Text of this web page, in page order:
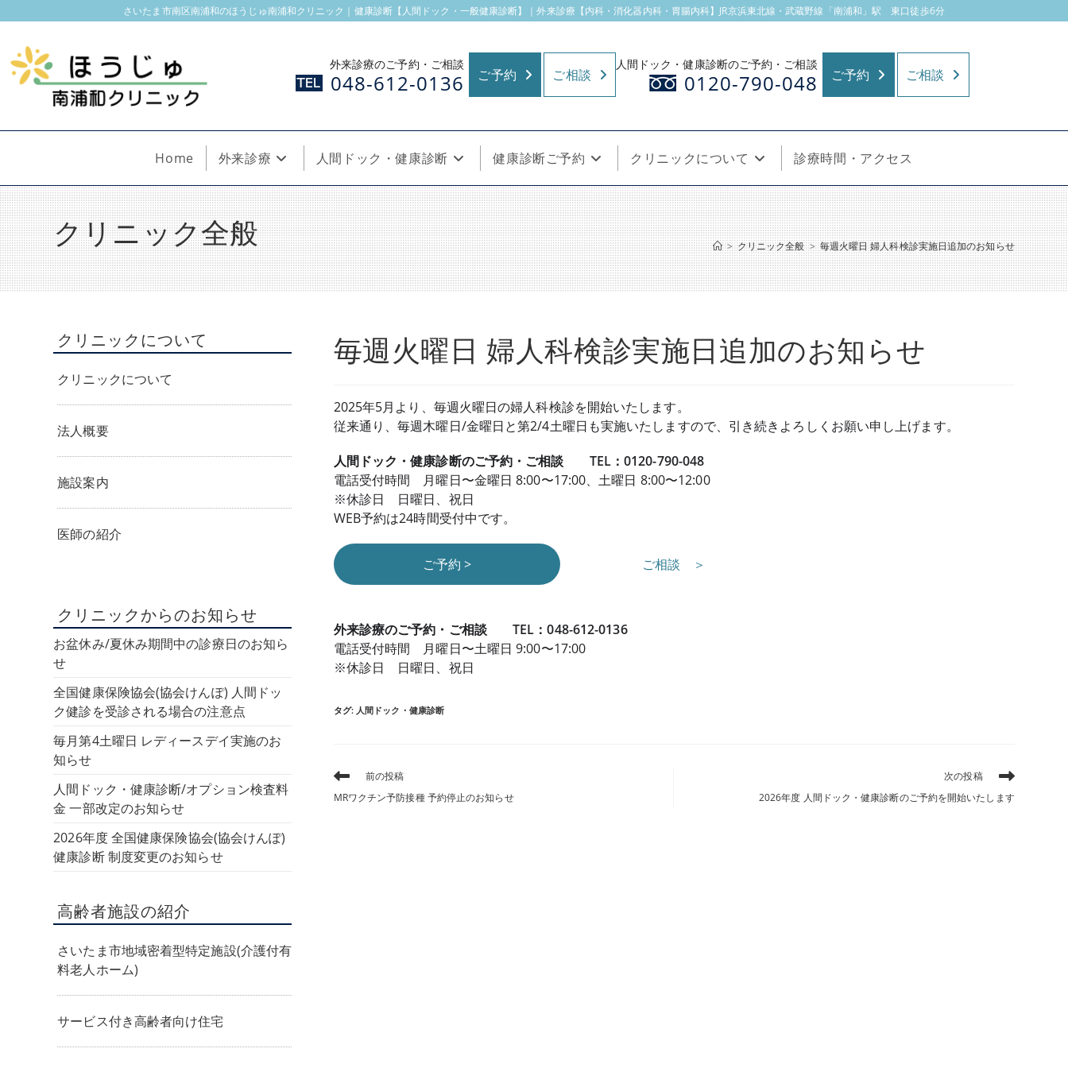
ン
さいたま市南区南浦和のほうじゅ南浦和クリニック｜健康診断【人間ドック・一般健康診断】｜外来診療【内科・消化器内科・胃腸内科】JR京浜東北線・武蔵野線「南浦和」駅 東口徒歩6分
外来診療のご予約・ご相談
048-612-0136 ご予約 ご相談
人間ドック・健康診断のご予約・ご相談
0120-790-048 ご予約 ご相談
Home 外来診療 人間ドック・健康診断 健康診断ご予約 クリニックについて 診療時間・アクセス
クリニック全般 > クリニック全般 > 毎週火曜日 婦人科検診実施日追加のお知らせ
毎週火曜日 婦人科検診実施日追加のお知らせ
2025年5月より、毎週火曜日の婦人科検診を開始いたします。
従来通り、毎週木曜日/金曜日と第2/4土曜日も実施いたしますので、引き続きよろしくお願い申し上げます。
人間ドック・健康診断のご予約・ご相談 TEL：0120-790-048
電話受付時間 月曜日〜金曜日 8:00〜17:00、土曜日 8:00〜12:00
※休診日 日曜日、祝日
WEB予約は24時間受付中です。
ご予約 > ご相談 ＞
外来診療のご予約・ご相談 TEL：048-612-0136
電話受付時間 月曜日〜土曜日 9:00〜17:00
※休診日 日曜日、祝日
タグ: 人間ドック・健康診断
そ
の
他
前の投稿
MRワクチン予防接種 予約停止のお知らせ
次の投稿
2026年度 人間ドック・健康診断のご予約を開始いたします
クリニックについて
クリニックについて
法人概要
施設案内
医師の紹介
クリニックからのお知らせ
お盆休み/夏休み期間中の診療日のお知ら
せ
全国健康保険協会(協会けんぽ) 人間ドッ
ク健診を受診される場合の注意点
毎月第4土曜日 レディースデイ実施のお
知らせ
人間ドック・健康診断/オプション検査料
金 一部改定のお知らせ
2026年度 全国健康保険協会(協会けんぽ)
健康診断 制度変更のお知らせ
高齢者施設の紹介
さいたま市地域密着型特定施設(介護付有
料老人ホーム)
サービス付き高齢者向け住宅